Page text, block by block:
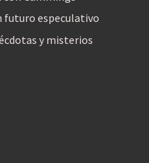
futuro especulativo
y misterios